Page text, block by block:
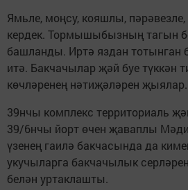
Ямьле, моңсу, кояшлы,
кердек. Тормышыбызның тагын
башланды. Иртә яздан тотынган
итә. Бакчачылар җәй буе түккән
көчләренең нәтиҗәләрен җыялар.
39нчы комплекс территориаль
39/6нчы йорт өчен җаваплы
үзенең гаилә бакчасында да
укучыларга бакчачылык
белән уртаклашты.